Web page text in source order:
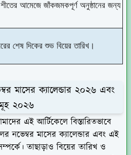
আমেজে জাঁকজমকপূর্ণ অনুষ্ঠানের জন্য
শেষ দিকের শুভ বিয়ের তারিখ।
মাসের ক্যালেন্ডার ২০২৬ এবং
২০২৬
এই আর্টিকেলে বিস্তারিতভাবে
নভেম্বর মাসের ক্যালেন্ডার এবং এই
তাছাড়াও বিয়ের তারিখ ও